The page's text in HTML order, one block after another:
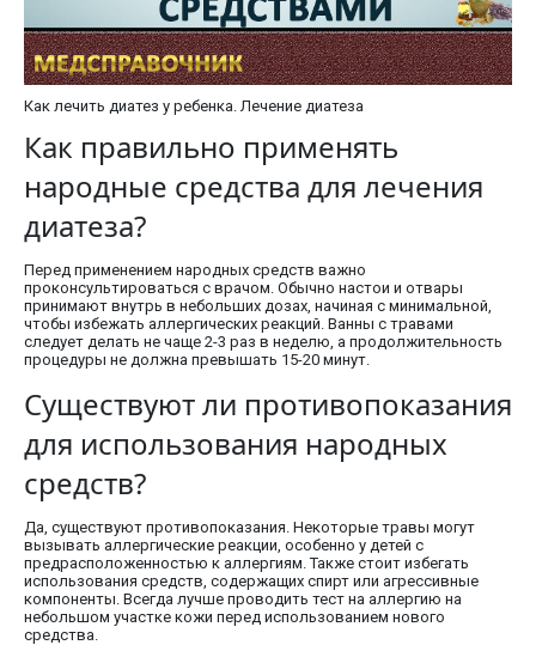
Как лечить диатез у ребенка. Лечение диатеза
Как правильно применять
народные средства для лечения
диатеза?
Перед применением народных средств важно
проконсультироваться с врачом. Обычно настои и отвары
принимают внутрь в небольших дозах, начиная с минимальной,
чтобы избежать аллергических реакций. Ванны с травами
следует делать не чаще 2-3 раз в неделю, а продолжительность
процедуры не должна превышать 15-20 минут.
Существуют ли противопоказания
для использования народных
средств?
Да, существуют противопоказания. Некоторые травы могут
вызывать аллергические реакции, особенно у детей с
предрасположенностью к аллергиям. Также стоит избегать
использования средств, содержащих спирт или агрессивные
компоненты. Всегда лучше проводить тест на аллергию на
небольшом участке кожи перед использованием нового
средства.